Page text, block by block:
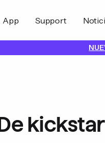
App Support